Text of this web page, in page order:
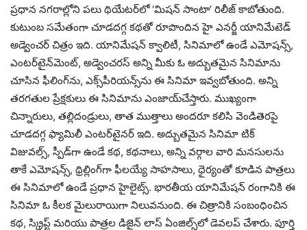
ప్రధాన నగరాల్లోని పలు థియేటర్‌లో ‘మిషన్‌ సాంటా’ రిలీజ్‌ కాబోతుంది.
కుటుంబ సమేతంగా చూడదగ్గ కథతో రూపొందిన హై ఎనర్జీ యానిమేటెడ్‌
అడ్వెంచర్‌ చిత్రం ఇది. యానిమేషన్‌ క్వాలిటీ, సినిమాలో ఉండే ఎమోషన్స్‌,
ఎంటర్‌టైన్‌మెంట్‌, అడ్వెంచరస్‌ అన్ని మీకు ఓ అద్బుతమైన సినిమాను
చూసిన ఫీలింగ్‌ను, ఎక్స్‌పీరియన్స్‌ను ఈ సినిమా ఇవ్వబోతుంది. అన్ని
తరగతుల ప్రేక్షకులు ఈ సినిమాను ఎంజాయ్‌చేస్తారు. ముఖ్యంగా
చిన్నారులు, తల్లిదండ్రులు, తాత ముత్తాలు అందరూ కలిసి వెండితెరపై
చూడదగ్గ ఫ్యామిలీ ఎంటర్‌టైనర్‌ ఇది. అద్బుతమైన సినిమా టిక్‌
విజువల్స్‌, స్పీడ్‌గా ఉండే కథ, కథనాలు, అన్ని వర్గాల వారి మనసులను
తాకే ఎమోషన్స్‌, థ్రిల్లింగ్‌గా ఫీలయ్యే సాహసాలు, ధైర్యంతో కూడిన పాత్రలు
ఈ సినిమాలో ఉండే ప్రధాన హైలైట్స్‌. భారతీయ యానిమేషన్‌ రంగానికి ఈ
సినిమా ఓ కీలక మైలురాయిగా నిలువనుంది. ఈ చిత్రానికి సంబంధించిన
కథ, స్క్రిప్ట్‌ మరియు పాత్రల డిజైన్‌ లాస్‌ ఏంజిల్స్‌లో డెవలప్‌ చేశారు. పూర్తి